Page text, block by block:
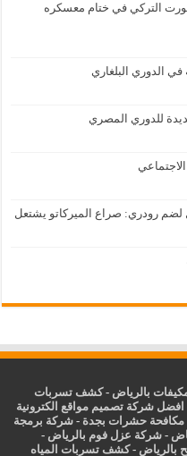
التركي في ختام معسكره
الدوري البلغاري
رودري: صراع الميركاتو يشتعل
بالرياض -كشف تسربات
افضل شركة تصميم مواقع الكترونية
حشرات بجدة -شركة برمجة
-شركة عزل فوم بالرياض -
-كشف تسربات المياه